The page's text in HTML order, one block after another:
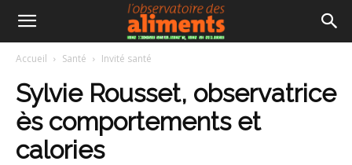
Accueil Santé Invité santé
Sylvie Rousset, observatrice
ès comportements et
calories